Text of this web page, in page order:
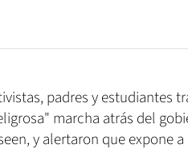
padres y estudiantes
marcha atrás del
y alertaron que expone